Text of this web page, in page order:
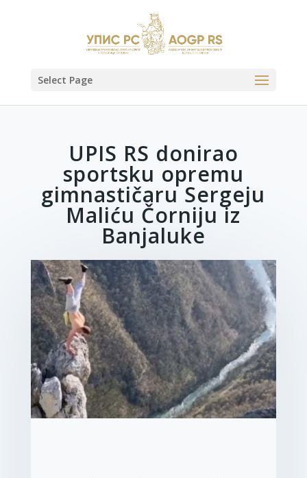
Select Page
UPIS RS donirao
sportsku opremu
gimnastičaru Sergeju
Maliću Čorniju iz
Banjaluke